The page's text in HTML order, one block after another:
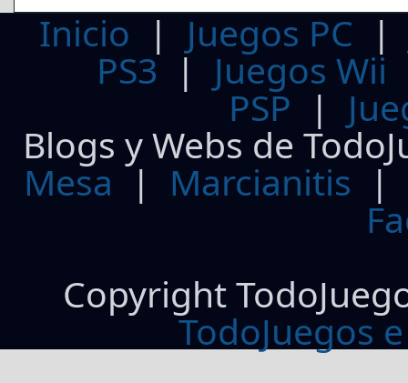
Inicio | Juegos PC
PS3| Juegos Wii
PSP |
Blogs y Webs de
Mesa | Marcianitis |
Copyright
TodoJuegos